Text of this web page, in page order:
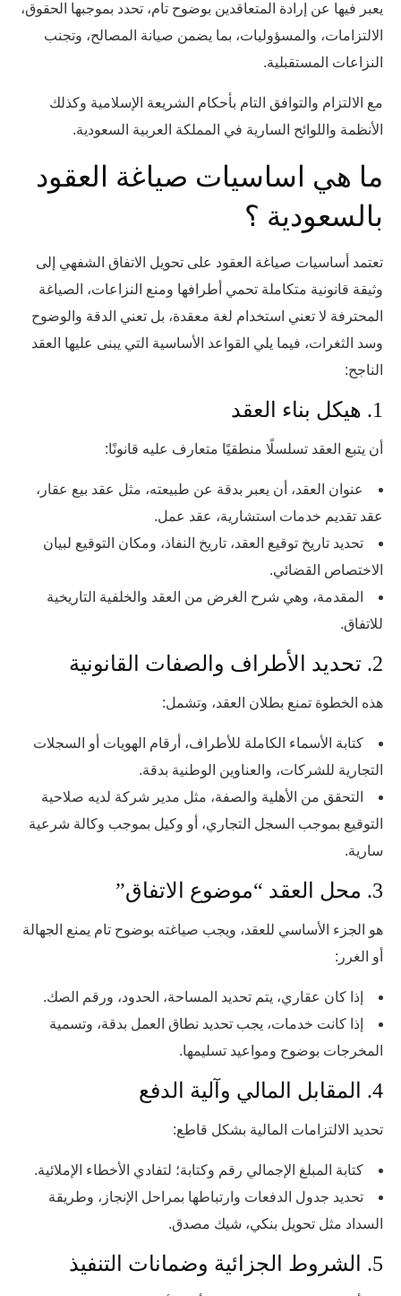
يعبر فيها عن إرادة المتعاقدين بوضوح تام، تحدد بموجبها الحقوق،
الالتزامات، والمسؤوليات، بما يضمن صيانة المصالح، وتجنب
النزاعات المستقبلية.
مع الالتزام والتوافق التام بأحكام الشريعة الإسلامية وكذلك
الأنظمة واللوائح السارية في المملكة العربية السعودية.
ما هي اساسيات صياغة العقود
بالسعودية ؟
تعتمد أساسيات صياغة العقود على تحويل الاتفاق الشفهي إلى
وثيقة قانونية متكاملة تحمي أطرافها ومنع النزاعات، الصياغة
المحترفة لا تعني استخدام لغة معقدة، بل تعني الدقة والوضوح
وسد الثغرات، فيما يلي القواعد الأساسية التي يبنى عليها العقد
الناجح:
1. هيكل بناء العقد
أن يتبع العقد تسلسلًا منطقيًا متعارف عليه قانونًا:
عنوان العقد، أن يعبر بدقة عن طبيعته، مثل عقد بيع عقار،
عقد تقديم خدمات استشارية، عقد عمل.
تحديد تاريخ توقيع العقد، تاريخ النفاذ، ومكان التوقيع لبيان
الاختصاص القضائي.
المقدمة، وهي شرح الغرض من العقد والخلفية التاريخية
للاتفاق.
2. تحديد الأطراف والصفات القانونية
هذه الخطوة تمنع بطلان العقد، وتشمل:
كتابة الأسماء الكاملة للأطراف، أرقام الهويات أو السجلات
التجارية للشركات، والعناوين الوطنية بدقة.
التحقق من الأهلية والصفة، مثل مدير شركة لديه صلاحية
التوقيع بموجب السجل التجاري، أو وكيل بموجب وكالة شرعية
سارية.
3. محل العقد “موضوع الاتفاق”
هو الجزء الأساسي للعقد، ويجب صياغته بوضوح تام يمنع الجهالة
أو الغرر:
إذا كان عقاري، يتم تحديد المساحة، الحدود، ورقم الصك.
إذا كانت خدمات، يجب تحديد نطاق العمل بدقة، وتسمية
المخرجات بوضوح ومواعيد تسليمها.
4. المقابل المالي وآلية الدفع
تحديد الالتزامات المالية بشكل قاطع:
كتابة المبلغ الإجمالي رقم وكتابة؛ لتفادي الأخطاء الإملائية.
تحديد جدول الدفعات وارتباطها بمراحل الإنجاز، وطريقة
السداد مثل تحويل بنكي، شيك مصدق.
5. الشروط الجزائية وضمانات التنفيذ